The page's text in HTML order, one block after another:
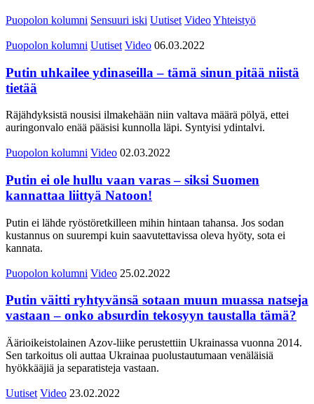
Puopolon kolumni Sensuuri iski Uutiset VideoYhteistyö
Puopolon kolumni Uutiset Video 06.03.2022
Putin uhkailee ydinaseilla – tämä sinun pitää niistä
tietää
Räjähdyksistä nousisi ilmakehään niin valtava määrä pölyä, ettei
auringonvalo enää pääsisi kunnolla läpi. Syntyisi ydintalvi.
Puopolon kolumni Video 02.03.2022
Putin ei ole hullu vaan varas – siksi Suomen
kannattaa liittyä Natoon!
Putin ei lähde ryöstöretkilleen mihin hintaan tahansa. Jos sodan
kustannus on suurempi kuin saavutettavissa oleva hyöty, sota ei
kannata.
Puopolon kolumni Video 25.02.2022
Putin väitti ryhtyvänsä sotaan muun muassa natseja
vastaan – onko absurdin tekosyyn taustalla tämä?
Äärioikeistolainen Azov-liike perustettiin Ukrainassa vuonna 2014.
Sen tarkoitus oli auttaa Ukrainaa puolustautumaan venäläisiä
hyökkääjiä ja separatisteja vastaan.
Uutiset Video 23.02.2022